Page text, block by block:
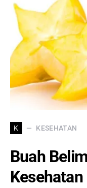
K KESEHATAN
Buah
Kesehatan